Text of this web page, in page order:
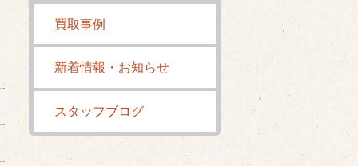
買取事例
新着情報・お知らせ
スタッフブログ